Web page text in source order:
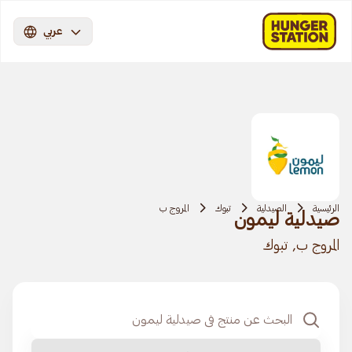
عربي
الرئيسية الصيدلية تبوك المروج ب
صيدلية ليمون
المروج ب, تبوك